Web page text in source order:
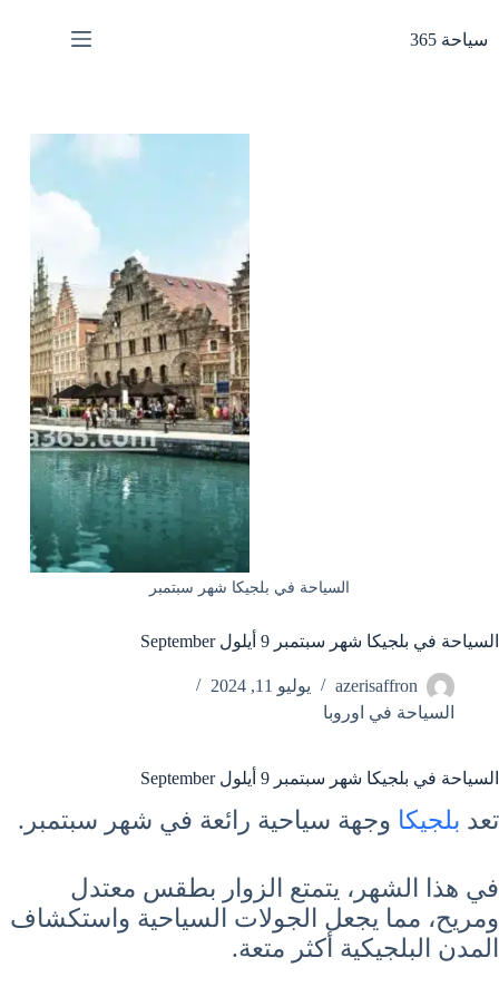
المحتوى
سياحة 365
السياحة في بلجيكا شهر سبتمبر
السياحة في بلجيكا شهر سبتمبر 9 أيلول September
azerisaffron
يوليو 11, 2024
السياحة في اوروبا
السياحة في بلجيكا شهر سبتمبر 9 أيلول September
تعد بلجيكا وجهة سياحية رائعة في شهر سبتمبر.
في هذا الشهر، يتمتع الزوار بطقس معتدل
ومريح، مما يجعل الجولات السياحية واستكشاف
المدن البلجيكية أكثر متعة.